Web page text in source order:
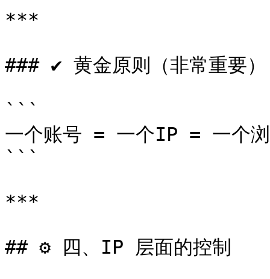
***
### ✔ 黄金原则（非常重要）
```
一个账号 = 一个IP = 一个
```
***
## ⚙️ 四、IP 层面的控制